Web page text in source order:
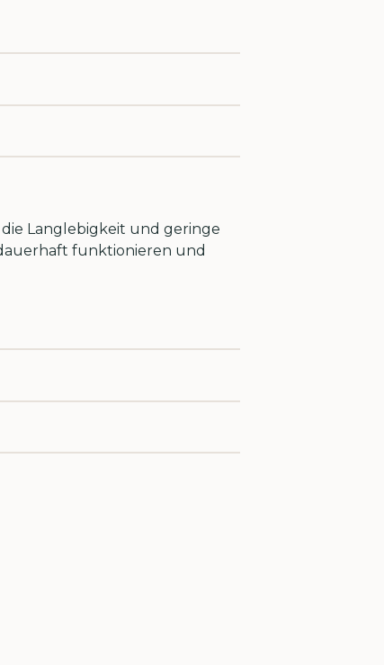
Langlebigkeit und geringe
funktionieren und